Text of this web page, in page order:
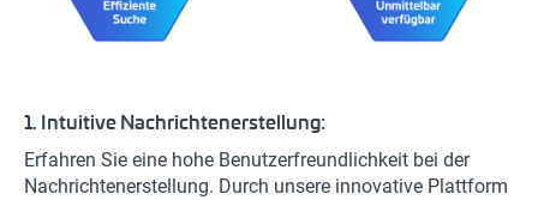
1. Intuitive Nachrichtenerstellung:
Erfahren Sie eine hohe Benutzerfreundlichkeit bei der
Nachrichtenerstellung. Durch unsere innovative Plattform